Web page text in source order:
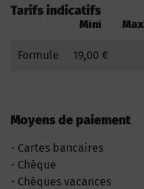
Tarifs indicatifs
Mini
Formule 19,00 €
Moyens de paiement
Cartes bancaires
Chèque
Chèques vacances